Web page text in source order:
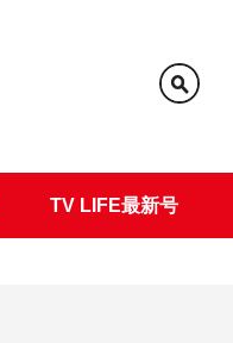
TV LIFE最新号